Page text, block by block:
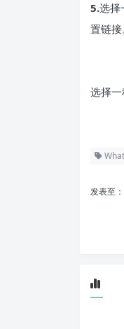
5.选择
置链接
选择一
发表至：